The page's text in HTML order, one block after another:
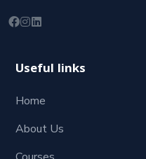
Useful links
Home
About Us